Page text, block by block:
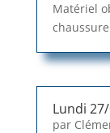
Matériel
Lundi
par